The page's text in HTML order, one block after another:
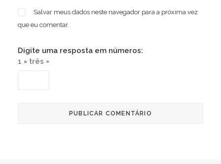
Salvar meus dados neste navegador para a próxima vez
que eu comentar.
Digite uma resposta em números:
1 × três =